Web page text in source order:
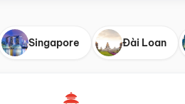
Singapore Đài Loan